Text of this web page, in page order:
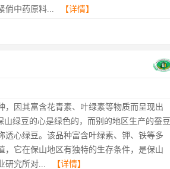
俏中药原料...
【详情】
，因其富含花青素、叶绿素等物质而呈现出
山绿豆的心是绿色的，而别的地区生产的蚕豆
透心绿豆。该品种富含叶绿素、钾、铁等多
，它在保山地区有独特的生存条件，是保山
研究所对...
【详情】